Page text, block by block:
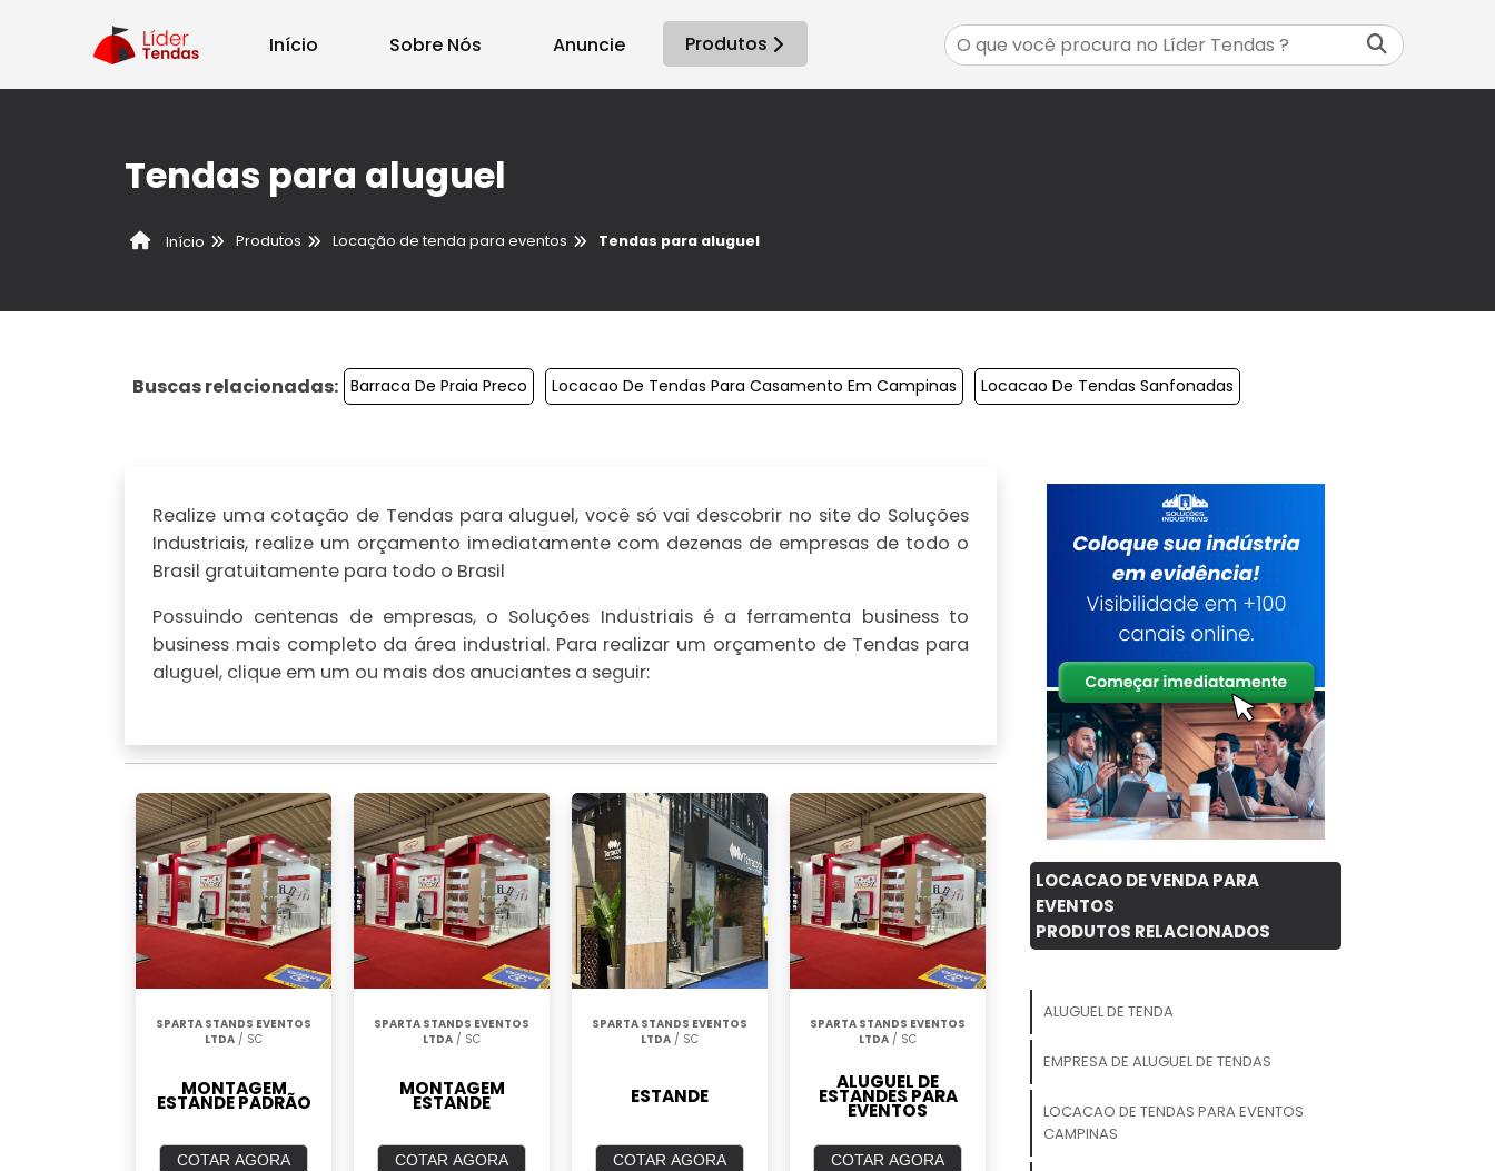
Início Sobre Nós Anuncie Produtos
Tendas para aluguel
Início Produtos Locação de tenda para eventos Tendas para aluguel
Buscas relacionadas: Barraca De Praia Preco Locacao De Tendas Para Casamento Em Campinas Locacao De Tendas Sanfonadas
Realize uma cotação de Tendas para aluguel, você só vai descobrir no site do Soluções
Industriais, realize um orçamento imediatamente com dezenas de empresas de todo o
Brasil gratuitamente para todo o Brasil
Possuindo centenas de empresas, o Soluções Industriais é a ferramenta business to
business mais completo da área industrial. Para realizar um orçamento de Tendas para
aluguel, clique em um ou mais dos anuciantes a seguir:
SPARTA STANDS EVENTOS
LTDA / SC
MONTAGEM
ESTANDE PADRÃO
COTAR AGORA
SPARTA STANDS EVENTOS
LTDA / SC
MONTAGEM
ESTANDE
COTAR AGORA
SPARTA STANDS EVENTOS
LTDA / SC
ESTANDE
COTAR AGORA
SPARTA STANDS EVENTOS
LTDA / SC
ALUGUEL DE
ESTANDES PARA
EVENTOS
COTAR AGORA
LOCACAO DE VENDA PARA
EVENTOS
PRODUTOS RELACIONADOS
ALUGUEL DE TENDA
EMPRESA DE ALUGUEL DE TENDAS
LOCACAO DE TENDAS PARA EVENTOS
CAMPINAS